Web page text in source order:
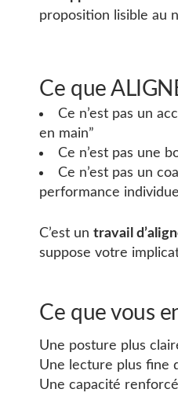
proposition lisible au
Ce que
Ce n’est pas un
en main”
Ce n’est pas une
Ce n’est pas un
performance
C’est untravail
suppose votre
Ce que vous
Une posture plus
Une lecture plus fine
Une capacité